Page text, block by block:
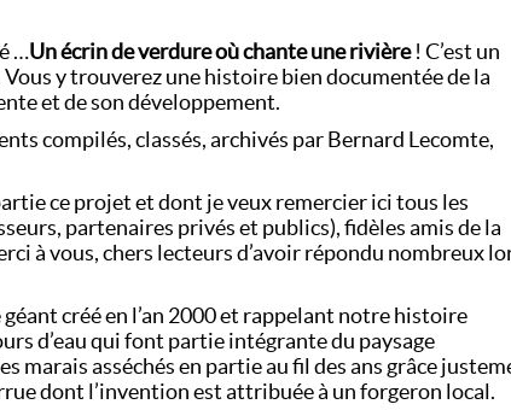
…Un écrin de verdure où chante une rivière! C’est un
y trouverez une histoire bien documentée de la
et de son développement.
compilés, classés, archivés par Bernard Lecomte,
ce projet et dont je veux remercier ici tous les
partenaires privés et publics), fidèles amis de la
à vous, chers lecteurs d’avoir répondu nombreux
créé en l’an 2000 et rappelant notre histoire
d’eau qui font partie intégrante du paysage
asséchés en partie au fil des ans grâce
dont l’invention est attribuée à un forgeron local.